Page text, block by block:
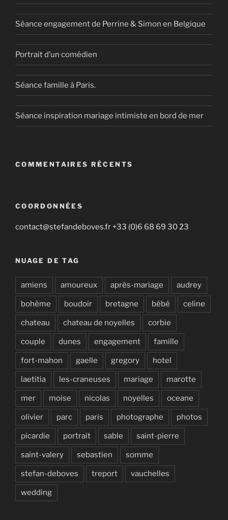
Séance engagement de Perrine & Simon en Belgique
Portrait d’un comédien
Séance famille à Paris.
Séance inspiration mariage intimiste en bord de mer
COMMENTAIRES RÉCENTS
COORDONNÉES
contact@stefandeboves.fr +33 (0)6 68 69 30 23
NUAGE DE TAG
amiens amoureux après-mariage audrey
bohème boudoir bretagne bébé celine
chateau chateau de noyelles corbie
couple dunes engagement famille
fort-mahon gaelle gregory hotel
laetitia les-craneuses mariage marotte
mer moise nicolas noyelles oceane
olivier parc paris photographe photos
picardie portrait sable saint-pierre
saint-valery sebastien somme
stefan-deboves treport vauchelles
wedding